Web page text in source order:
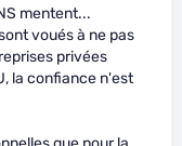
mentent...
voués à ne pas
privées
la confiance n'est